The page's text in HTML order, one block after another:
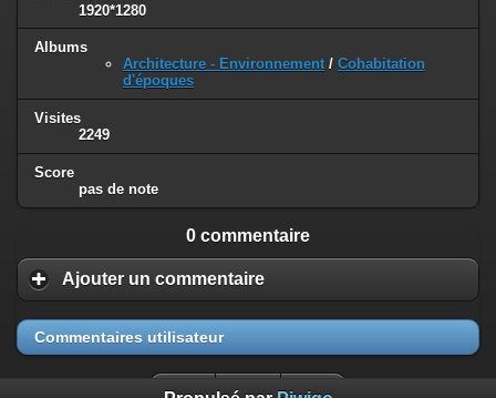
1920*1280
Albums
Architecture - Environnement / Cohabitation
d'époques
Visites
2249
Score
pas de note
0 commentaire
Ajouter un commentaire
Commentaires utilisateur